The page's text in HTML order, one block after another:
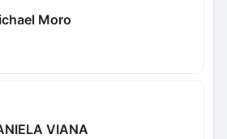
Moro
VIANA